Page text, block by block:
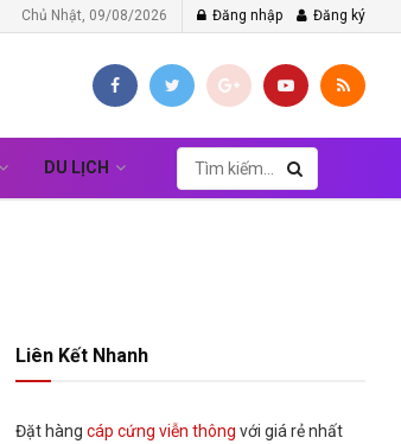
Chủ Nhật, 09/08/2026 Đăng nhập Đăng ký
DU LỊCH
Liên Kết Nhanh
Đặt hàngcáp cứng viễn thông với giá rẻ nhất